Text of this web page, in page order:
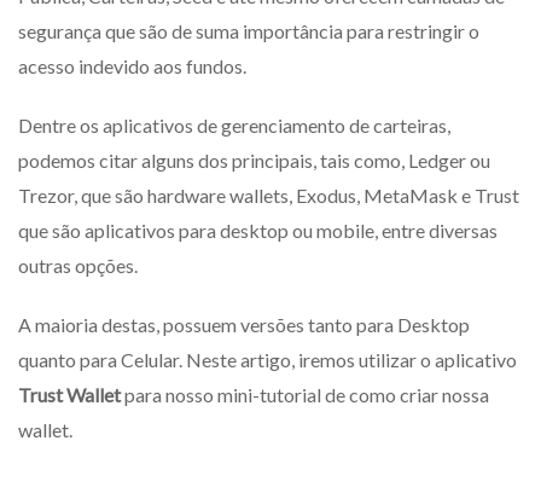
segurança que são de suma importância para restringir o
acesso indevido aos fundos.
Dentre os aplicativos de gerenciamento de carteiras,
podemos citar alguns dos principais, tais como, Ledger ou
Trezor, que são hardware wallets, Exodus, MetaMask e Trust
que são aplicativos para desktop ou mobile, entre diversas
outras opções.
A maioria destas, possuem versões tanto para Desktop
quanto para Celular. Neste artigo, iremos utilizar o aplicativo
Trust Walletpara nosso mini-tutorial de como criar nossa
wallet.